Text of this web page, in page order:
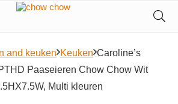
and keuken Keuken Caroline’s
Paaseieren Chow Chow Wit
Multi kleuren